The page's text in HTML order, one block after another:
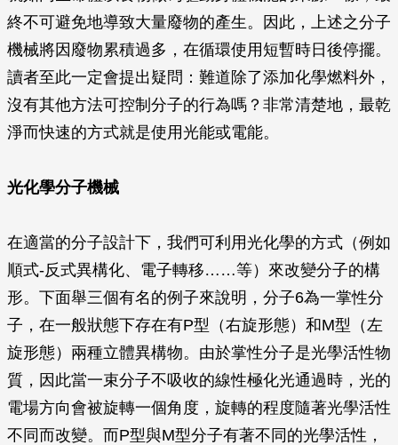
終不可避免地導致大量廢物的產生。因此，上述之分子
機械將因廢物累積過多，在循環使用短暫時日後停擺。
讀者至此一定會提出疑問：難道除了添加化學燃料外，
沒有其他方法可控制分子的行為嗎？非常清楚地，最乾
淨而快速的方式就是使用光能或電能。
光化學分子機械
在適當的分子設計下，我們可利用光化學的方式（例如
順式-反式異構化、電子轉移……等）來改變分子的構
形。下面舉三個有名的例子來說明，分子6為一掌性分
子，在一般狀態下存在有P型（右旋形態）和M型（左
旋形態）兩種立體異構物。由於掌性分子是光學活性物
質，因此當一束分子不吸收的線性極化光通過時，光的
電場方向會被旋轉一個角度，旋轉的程度隨著光學活性
不同而改變。而P型與M型分子有著不同的光學活性，